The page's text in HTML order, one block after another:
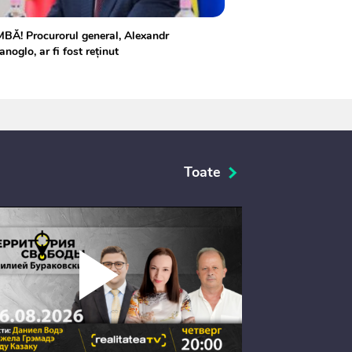
Procurorul general, Alexandr
ar fi fost reținut
Toate